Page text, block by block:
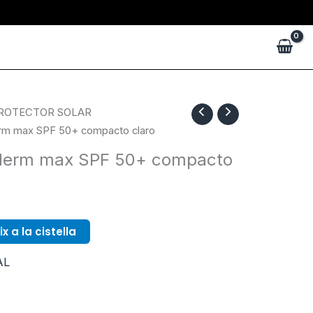
SOLAR
max SPF 50+ compacto claro
max SPF 50+ compacto
a la cistella